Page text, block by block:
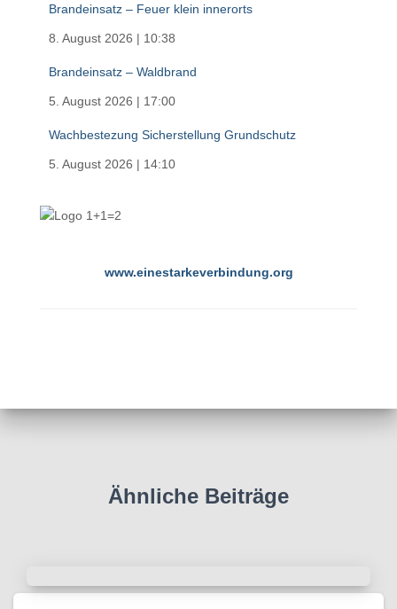
Brandeinsatz – Feuer klein innerorts
8. August 2026 | 10:38
Brandeinsatz – Waldbrand
5. August 2026 | 17:00
Wachbestezung Sicherstellung Grundschutz
5. August 2026 | 14:10
www.einestarkeverbindung.org
Ähnliche Beiträge